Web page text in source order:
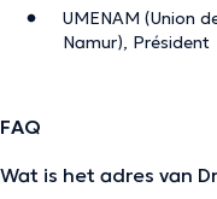
UMENAM (Union
Namur), Président
FAQ
Wat is het adres van